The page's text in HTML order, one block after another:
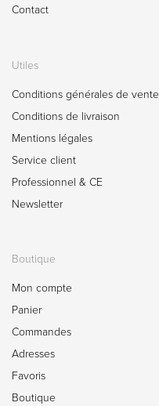
Contact
Utiles
Conditions générales de vente
Conditions de livraison
Mentions légales
Service client
Professionnel & CE
Newsletter
Boutique
Mon compte
Panier
Commandes
Adresses
Favoris
Boutique